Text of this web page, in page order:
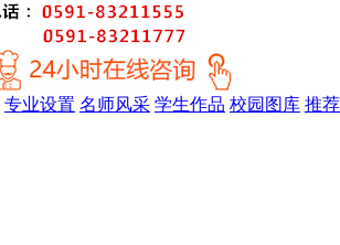
专业设置 名师风采 学生作品 校园图库 推